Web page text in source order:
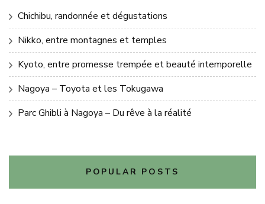
Chichibu, randonnée et dégustations
Nikko, entre montagnes et temples
Kyoto, entre promesse trempée et beauté intemporelle
Nagoya – Toyota et les Tokugawa
Parc Ghibli à Nagoya – Du rêve à la réalité
POPULAR POSTS